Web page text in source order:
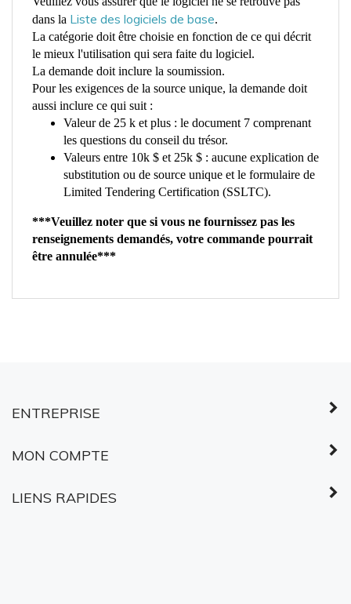
dans laListe des logiciels de base.
La catégorie doit être choisie en fonction de ce qui décrit
le mieux l'utilisation qui sera faite du logiciel.
La demande doit inclure la soumission.
Pour les exigences de la source unique, la demande doit
aussi inclure ce qui suit :
Valeur de 25 k et plus : le document 7 comprenant
les questions du conseil du trésor.
Valeurs entre 10k $ et 25k $ : aucune explication de
substitution ou de source unique et le formulaire de
Limited Tendering Certification (SSLTC).
renseignements demandés, votre commande pourrait
être annulée***